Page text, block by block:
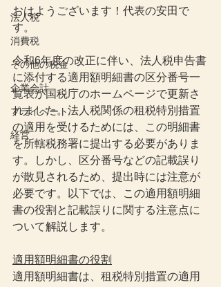
法人税
消費税
その他の税金
企業会計
プライベート
経営
おはようございます！代表の安田で
す。
令和6年度の改正に伴い、法人税申告書
に添付する適用額明細書の区分番号一
覧表が国税庁のホームページで更新さ
れました。法人税関係の租税特別措置
の適用を受けるためには、この明細書
を所轄税務署に提出する必要がありま
す。しかし、区分番号などの記載誤り
が散見されるため、提出時には注意が
必要です。以下では、この適用額明細
書の役割と記載誤りに関する注意点に
ついて解説します。
適用額明細書の役割
適用額明細書は、租税特別措置の適用